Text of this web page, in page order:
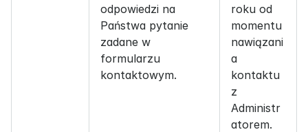
odpowiedzi na
Państwa pytanie
zadane w
formularzu
kontaktowym.
roku od
momentu
nawiązani
a
kontaktu
z
Administr
atorem.